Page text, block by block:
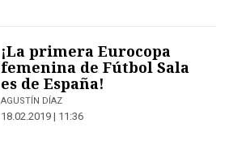
¡La primera Eurocopa
femenina de Fútbol Sala
es de España!
AGUSTÍN DÍAZ
18.02.2019 | 11:36